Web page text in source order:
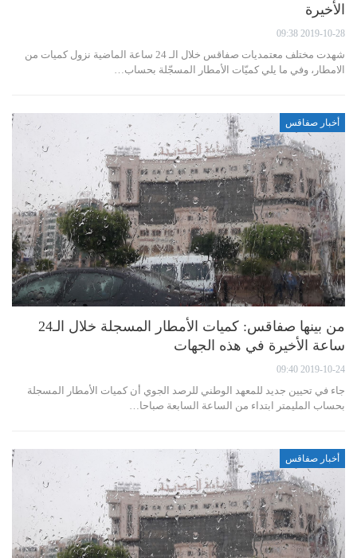
الأخيرة
2019-10-28 09:38
شهدت مختلف معتمديات صفاقس خلال الـ 24 ساعة الماضية نزول كميات من
الامطار، وفي ما يلي كميّات الأمطار المسجّلة بحساب…
أخبار صفاقس
من بينها صفاقس: كميات الأمطار المسجلة خلال الـ24
ساعة الأخيرة في هذه الجهات
2019-10-24 09:40
جاء في تحيين جديد للمعهد الوطني للرصد الجوي أن كميات الأمطار المسجلة
بحساب المليمتر ابتداء من الساعة السابعة صباحا…
أخبار صفاقس